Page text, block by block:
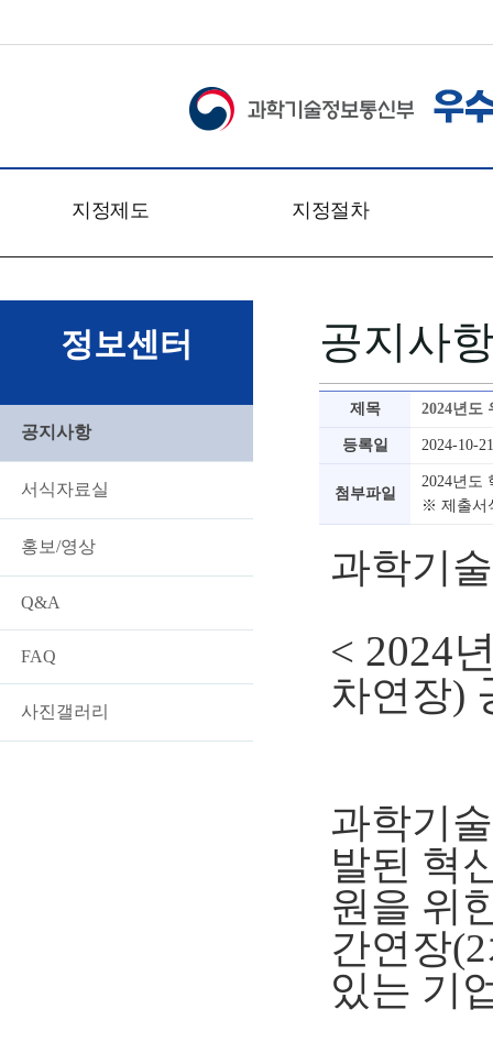
지정제도
개요
문의처
찾아오시는 길
지정절차
신청접수
심사절차
심사방법
심사기준
정보센터
공지사항
서식자료실
홍보/영상
Q&A
FAQ
사진갤러리
공지사
제목 2024년도
등록일 2024-10-21
첨부파일
2024년도
※ 제출서
과학기
< 2024
차연장)
과학기
발된 혁
원을 위
간연장(2
있는 기